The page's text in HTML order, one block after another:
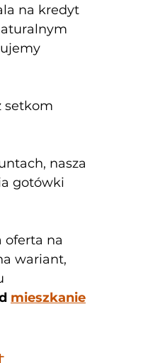
na kredyt
setkom
nasza
gotówki
oferta na
wariant,
mieszkanie